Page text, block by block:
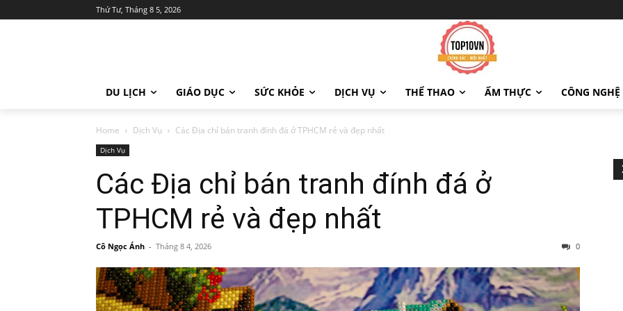
Thứ Tư, Tháng 8 5, 2026
DU LỊCH GIÁO DỤC SỨC KHỎE DỊCH VỤ THỂ THAO ẨM THỰC CÔNG NGHỆ
Home Dịch Vụ Các Địa chỉ bán tranh đính đá ở TPHCM rẻ và đẹp nhất
Dịch Vụ
Các Địa chỉ bán tranh đính đá ở
TPHCM rẻ và đẹp nhất
Cô Ngọc Ánh - Tháng 8 4, 2026 0